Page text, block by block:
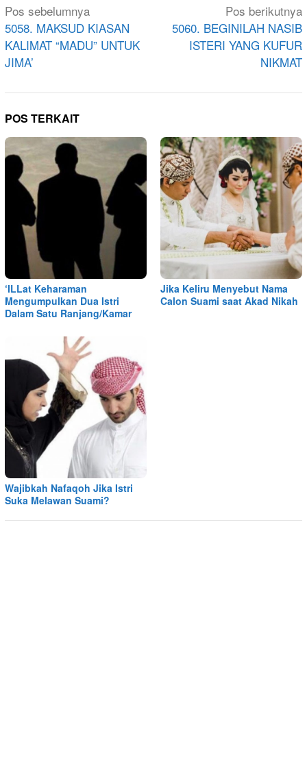
Navigasi
pos
Pos sebelumnya
5058. MAKSUD KIASAN
KALIMAT “MADU” UNTUK
JIMA’
Pos berikutnya
5060. BEGINILAH NASIB
ISTERI YANG KUFUR
NIKMAT
POS TERKAIT
‘ILLat Keharaman
Mengumpulkan Dua Istri
Dalam Satu Ranjang/Kamar
Jika Keliru Menyebut Nama
Calon Suami saat Akad Nikah
Wajibkah Nafaqoh Jika Istri
Suka Melawan Suami?